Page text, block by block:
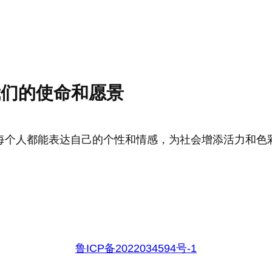
的使命和愿景
个人都能表达自己的个性和情感，为社会增添活力和色
鲁ICP备2022034594号-1